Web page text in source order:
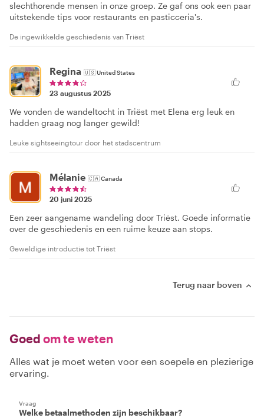
slechthorende mensen in onze groep. Ze gaf ons ook een paar
uitstekende tips voor restaurants en pasticceria's.
De ingewikkelde geschiedenis van Triëst
Regina 🇺🇸United States
23 augustus 2025
We vonden de wandeltocht in Triëst met Elena erg leuk en
hadden graag nog langer gewild!
Leuke sightseeingtour door het stadscentrum
Mélanie 🇨🇦Canada
20 juni 2025
Een zeer aangename wandeling door Triëst. Goede informatie
over de geschiedenis en een ruime keuze aan stops.
Geweldige introductie tot Triëst
Terug naar boven
Goed om te weten
Alles wat je moet weten voor een soepele en plezierige
ervaring.
Vraag
Welke betaalmethoden zijn beschikbaar?